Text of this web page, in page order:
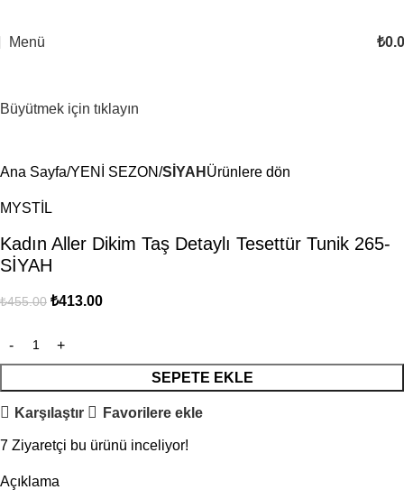
Menü ₺
Büyütmek için tıklayın
Ana Sayfa YENİ SEZON SİYAH Ürünlere dön
MYSTİL
Kadın Aller Dikim Taş Detaylı Tesettür Tunik 265-
SİYAH
₺455.00 ₺413.00
SEPETE EKLE
Karşılaştır Favorilere ekle
7 Ziyaretçi bu ürünü inceliyor!
Açıklama